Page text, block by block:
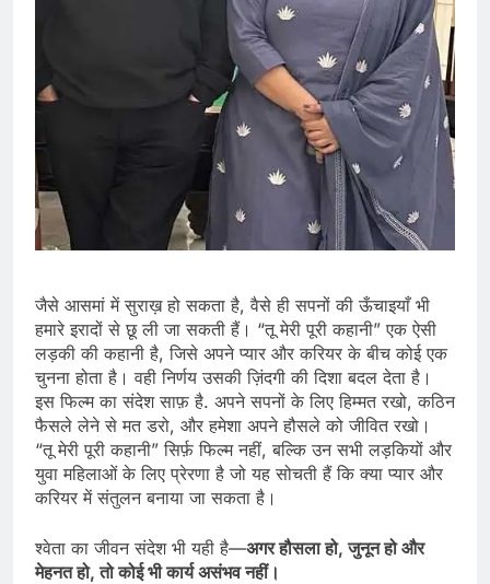
जैसे आसमां में सुराख़ हो सकता है, वैसे ही सपनों की ऊँचाइयाँ भी
हमारे इरादों से छू ली जा सकती हैं। “तू मेरी पूरी कहानी” एक ऐसी
लड़की की कहानी है, जिसे अपने प्यार और करियर के बीच कोई एक
चुनना होता है। वही निर्णय उसकी ज़िंदगी की दिशा बदल देता है।
इस फिल्म का संदेश साफ़ है. अपने सपनों के लिए हिम्मत रखो, कठिन
फैसले लेने से मत डरो, और हमेशा अपने हौसले को जीवित रखो।
“तू मेरी पूरी कहानी” सिर्फ़ फिल्म नहीं, बल्कि उन सभी लड़कियों और
युवा महिलाओं के लिए प्रेरणा है जो यह सोचती हैं कि क्या प्यार और
करियर में संतुलन बनाया जा सकता है।
श्वेता का जीवन संदेश भी यही है—अगर हौसला हो, जुनून हो और
मेहनत हो, तो कोई भी कार्य असंभव नहीं।